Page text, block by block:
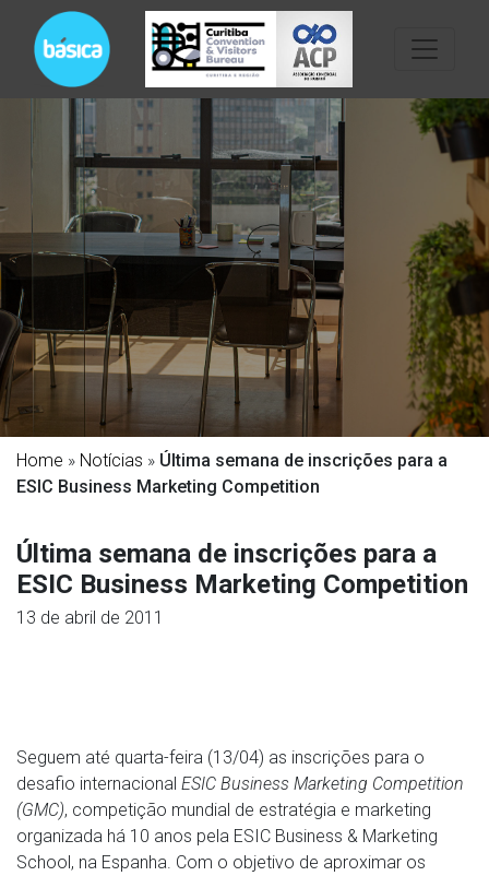
Home » Notícias » Última semana de inscrições para a
ESIC Business Marketing Competition
Última semana de inscrições para a
ESIC Business Marketing Competition
13 de abril de 2011
Seguem até quarta-feira (13/04) as inscrições para o
desafio internacional ESIC Business Marketing Competition
(GMC), competição mundial de estratégia e marketing
organizada há 10 anos pela ESIC Business & Marketing
School, na Espanha. Com o objetivo de aproximar os